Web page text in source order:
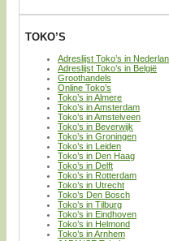
TOKO’S
Adreslijst Toko’s in
Adreslijst Toko’s in België
Groothandels
Online Toko’s
Toko’s in Almere
Toko’s in Amsterdam
Toko’s in Amstelveen
Toko’s in Beverwijk
Toko’s in Groningen
Toko’s in Leiden
Toko’s in Den Haag
Toko’s in Delft
Toko’s in Rotterdam
Toko’s in Utrecht
Toko’s Den Bosch
Toko’s in Tilburg
Toko’s in Eindhoven
Toko’s in Helmond
Toko’s in Arnhem